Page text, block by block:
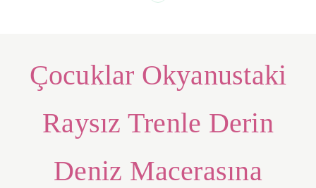
Çocuklar Okyanustaki
Raysız Trenle Derin
Deniz Macerasına